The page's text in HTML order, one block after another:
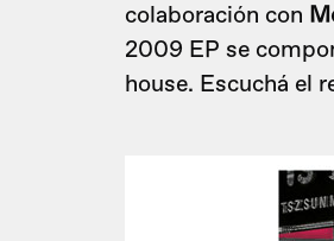
colaboración con
2009 EP se
house. Escuchá el